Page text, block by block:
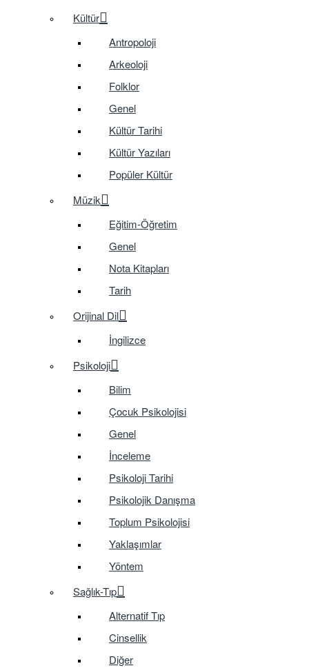
Kültür
Antropoloji
Arkeoloji
Folklor
Genel
Kültür Tarihi
Kültür Yazıları
Popüler Kültür
Müzik
Eğitim-Öğretim
Genel
Nota Kitapları
Tarih
Orijinal Dil
İngilizce
Psikoloji
Bilim
Çocuk Psikolojisi
Genel
İnceleme
Psikoloji Tarihi
Psikolojik Danışma
Toplum Psikolojisi
Yaklaşımlar
Yöntem
Sağlık-Tıp
Alternatif Tıp
Cinsellik
Diğer